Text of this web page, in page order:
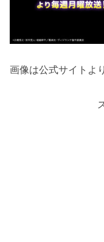
画像は公式サイトよ